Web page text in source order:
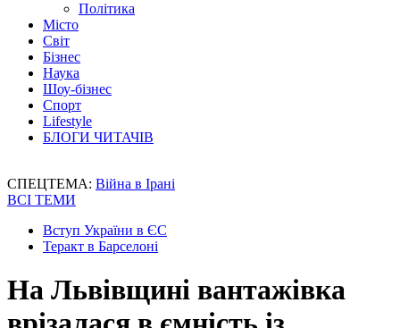
Політика
Місто
Світ
Бізнес
Наука
Шоу-бізнес
Спорт
Lifestyle
БЛОГИ ЧИТАЧІВ
СПЕЦТЕМА: Війна в Ірані
ВСІ ТЕМИ
Вступ України в ЄС
Теракт в Барселоні
На Львівщині вантажівка